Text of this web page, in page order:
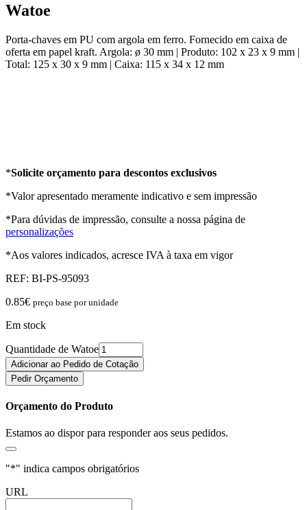
Watoe
Porta-chaves em PU com argola em ferro. Fornecido em caixa de
oferta em papel kraft. Argola: ø 30 mm | Produto: 102 x 23 x 9 mm |
Total: 125 x 30 x 9 mm | Caixa: 115 x 34 x 12 mm
*Solicite orçamento para descontos exclusivos
*Valor apresentado meramente indicativo e sem impressão
*Para dúvidas de impressão, consulte a nossa página de
personalizações
*Aos valores indicados, acresce IVA à taxa em vigor
REF: BI-PS-95093
0.85€ preço base por unidade
Em stock
Quantidade de Watoe
Adicionar ao Pedido de Cotação
Pedir Orçamento
Orçamento do Produto
Estamos ao dispor para responder aos seus pedidos.
"*" indica campos obrigatórios
URL